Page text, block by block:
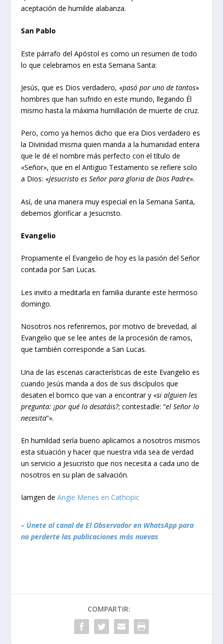
aceptación de humilde alabanza.
San Pablo
Este párrafo del Apóstol es como un resumen de todo
lo que celebramos en esta Semana Santa:
Jesús, que es Dios verdadero, «pasó por uno de tantos»
hombres que han sufrido en este mundo, llegando Él
mismo hasta la máxima humillación de muerte de cruz.
Pero, como ya hemos dicho que era Dios verdadero es
la Divinidad misma quien manda a la humanidad entera
que le dé el nombre más perfecto con el título de
«Señor», que en el Antiguo Testamento se refiere solo
a Dios: «Jesucristo es Señor para gloria de Dios Padre».
Así, de una manera muy especial en la Semana Santa,
debemos glorificar a Jesucristo.
Evangelio
Propiamente el Evangelio de hoy es la pasión del Señor
contada por San Lucas.
Les invito a meditarla en familia durante este hermoso
domingo.
Nosotros nos referiremos, por motivo de brevedad, al
Evangelio que se lee antes de la procesión de ramos,
que también corresponde a San Lucas.
Una de las escenas características de este Evangelio es
cuando Jesús manda a dos de sus discípulos que
desaten el borrico que van a encontrar y «si alguien les
pregunta: ¡por qué lo desatáis?; contestadle: “el Señor lo
necesita”».
En humildad sería bueno aplicarnos a nosotros mismos
esta situación y hacer que nuestra vida sea de verdad
un servicio a Jesucristo que nos necesita a cada uno de
nosotros en su plan de salvación.
Iamgen deAngie Menes en Cathopic
– Únete al canal de El Observador en WhatsApp para
no perderte las publicaciones más nuevas
COMPARTIR: